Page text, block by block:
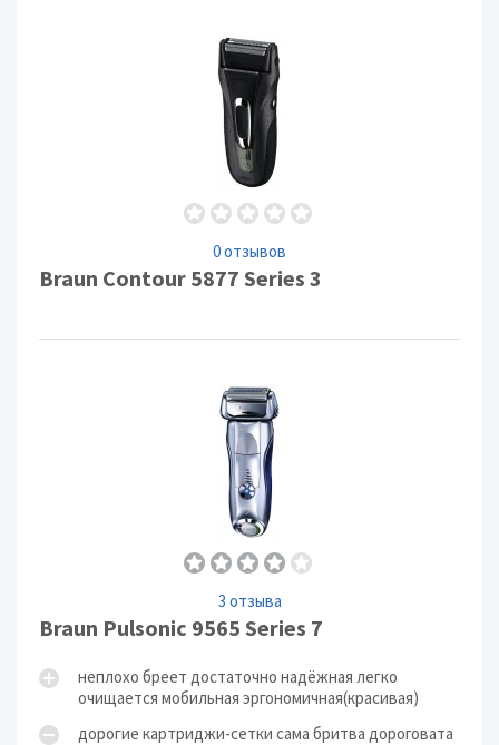
0 отзывов
Braun Contour 5877 Series 3
3 отзыва
Braun Pulsonic 9565 Series 7
неплохо бреет достаточно надёжная легко
очищается мобильная эргономичная(красивая)
дорогие картриджи-сетки сама бритва дороговата